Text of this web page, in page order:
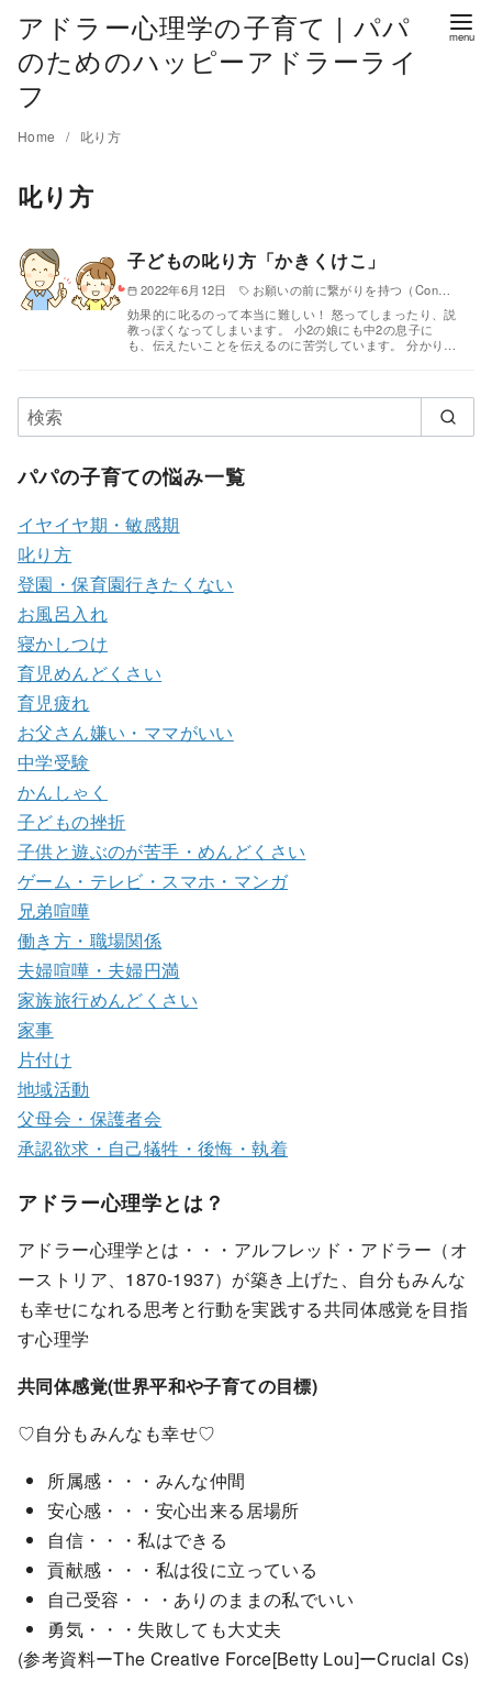
アドラー心理学の子育て | パパ
のためのハッピーアドラーライ
フ
Home 叱り方
叱り方
子どもの叱り方「かきくけこ」
2022年6月12日
お願いの前に繋がりを持つ（Connection Before Correction）
効果的に叱るのって本当に難しい！ 怒ってしまったり、説
教っぽくなってしまいます。 小2の娘にも中2の息子に
も、伝えたいことを伝えるのに苦労しています。 分かり…
パパの子育ての悩み一覧
イヤイヤ期・敏感期
叱り方
登園・保育園行きたくない
お風呂入れ
寝かしつけ
育児めんどくさい
育児疲れ
お父さん嫌い・ママがいい
中学受験
かんしゃく
子どもの挫折
子供と遊ぶのが苦手・めんどくさい
ゲーム・テレビ・スマホ・マンガ
兄弟喧嘩
働き方・職場関係
夫婦喧嘩・夫婦円満
家族旅行めんどくさい
家事
片付け
地域活動
父母会・保護者会
承認欲求・自己犠牲・後悔・執着
アドラー心理学とは？
アドラー心理学とは・・・アルフレッド・アドラー（オ
ーストリア、1870-1937）が築き上げた、自分もみんな
も幸せになれる思考と行動を実践する共同体感覚を目指
す心理学
共同体感覚(世界平和や子育ての目標)
♡自分もみんなも幸せ♡
所属感・・・みんな仲間
安心感・・・安心出来る居場所
自信・・・私はできる
貢献感・・・私は役に立っている
自己受容・・・ありのままの私でいい
勇気・・・失敗しても大丈夫
(参考資料ーThe Creative Force[Betty Lou]ーCrucial Cs)